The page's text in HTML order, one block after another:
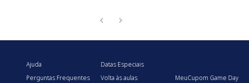
Ajuda
Perguntas Frequentes
Datas Especiais
Volta às aulas
MeuCupom Game Day